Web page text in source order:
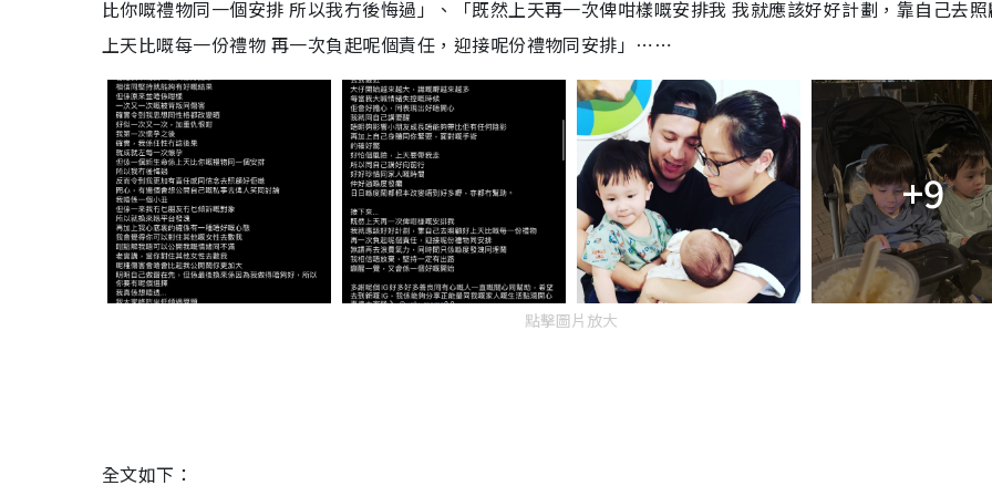
比你嘅禮物同一個安排 所以我冇後悔過」、「既然上天再一次俾咁樣嘅安排我 我就應該好好計劃，靠自己去
上天比嘅每一份禮物 再一次負起呢個責任，迎接呢份禮物同安排」⋯⋯
+9
點擊圖片放大
全文如下：